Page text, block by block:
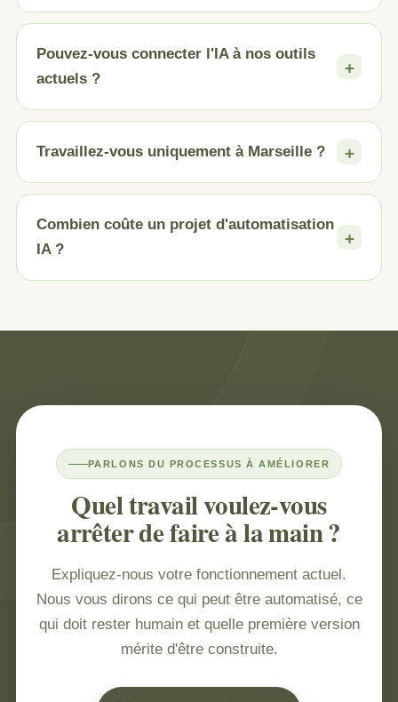
Pouvez-vous connecter l'IA à nos outils
actuels ?
Travaillez-vous uniquement à Marseille ?
Combien coûte un projet d'automatisation
IA ?
PARLONS DU PROCESSUS À AMÉLIORER
Quel travail voulez-vous
arrêter de faire à la main ?
Expliquez-nous votre fonctionnement actuel.
Nous vous dirons ce qui peut être automatisé, ce
qui doit rester humain et quelle première version
mérite d'être construite.